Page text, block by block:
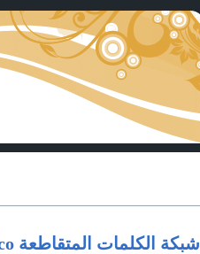
شبكة الكلمات المتقاطعة gridico